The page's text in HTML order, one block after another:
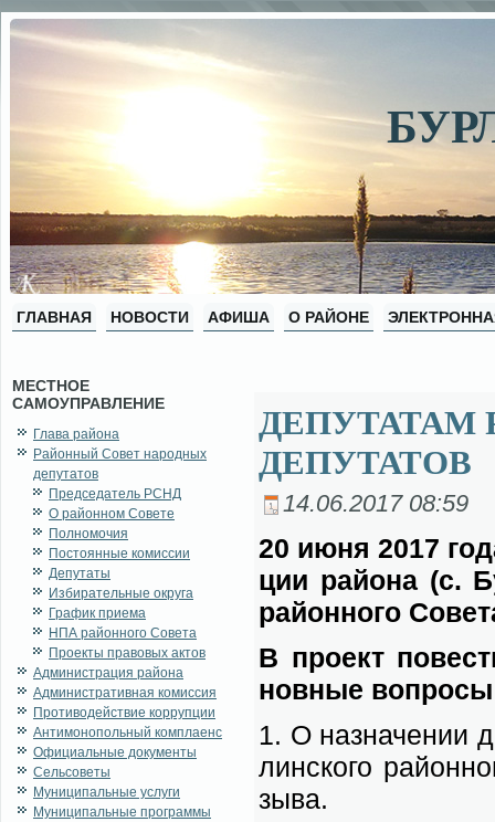
ГЛАВНАЯ НОВОСТИ АФИША О РАЙОНЕ
МЕСТНОЕ
САМОУПРАВЛЕНИЕ
Глава района
Районный Совет народных
депутатов
Председатель РСНД
О районном Совете
Полномочия
Постоянные комиссии
Депутаты
Избирательные округа
График приема
НПА районного Совета
Проекты правовых актов
Администрация района
Административная комиссия
Противодействие коррупции
Антимонопольный комплаенс
Официальные документы
Сельсоветы
Муниципальные услуги
Муниципальные программы
ДЕПУТАТАМ
ДЕПУТАТОВ
14.06.2017 08:59
20 июня 2017
ции рай­о­на (с.
рай­он­но­го
В про­ект
нов­ные
1. О на­зна­че­нии
лин­ско­го
зы­ва.